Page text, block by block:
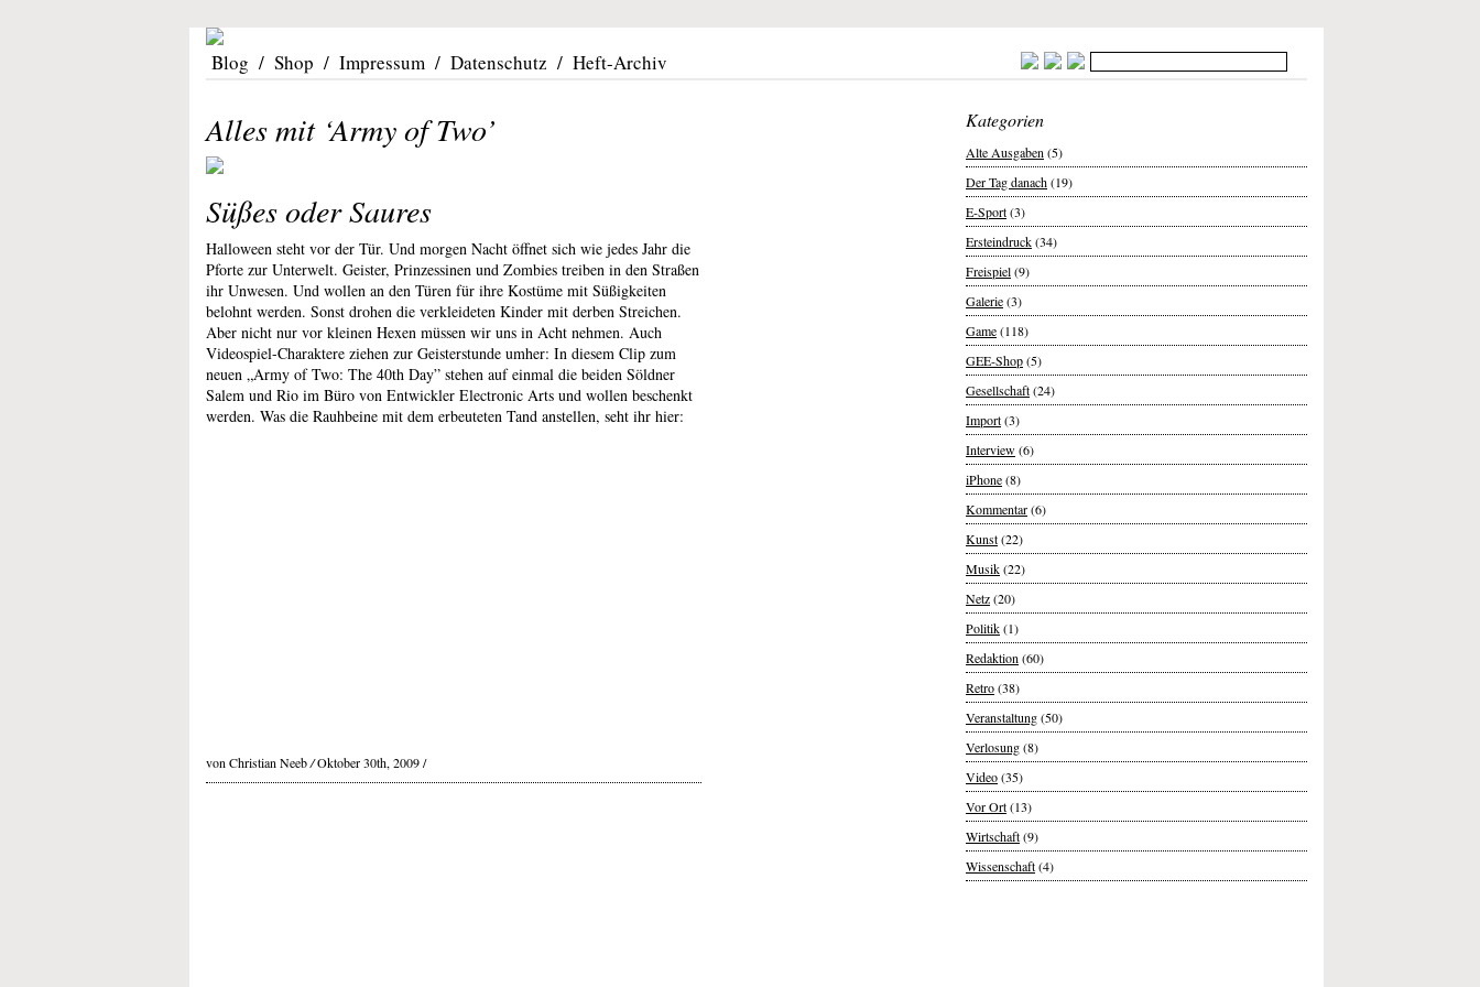
Blog / Shop / Impressum / Datenschutz / Heft-Archiv
Kategorien
Alte Ausgaben (5)
Der Tag danach(19)
E-Sport(3)
Ersteindruck(34)
Freispiel(9)
Galerie(3)
Game(118)
GEE-Shop(5)
Gesellschaft(24)
Import(3)
Interview(6)
iPhone(8)
Kommentar(6)
Kunst(22)
Musik(22)
Netz(20)
Politik(1)
Redaktion (60)
Retro(38)
Veranstaltung(50)
Verlosung(8)
Video(35)
Vor Ort(13)
Wirtschaft(9)
Wissenschaft(4)
Alles mit ‘Army of Two’
Süßes oder Saures
Halloween steht vor der Tür. Und morgen Nacht öffnet sich wie jedes Jahr die
Pforte zur Unterwelt. Geister, Prinzessinen und Zombies treiben in den Straßen
ihr Unwesen. Und wollen an den Türen für ihre Kostüme mit Süßigkeiten
belohnt werden. Sonst drohen die verkleideten Kinder mit derben Streichen.
Aber nicht nur vor kleinen Hexen müssen wir uns in Acht nehmen. Auch
Videospiel-Charaktere ziehen zur Geisterstunde umher: In diesem Clip zum
neuen „Army of Two: The 40th Day” stehen auf einmal die beiden Söldner
Salem und Rio im Büro von Entwickler Electronic Arts und wollen beschenkt
werden. Was die Rauhbeine mit dem erbeuteten Tand anstellen, seht ihr hier:
von Christian Neeb/Oktober 30th, 2009 /